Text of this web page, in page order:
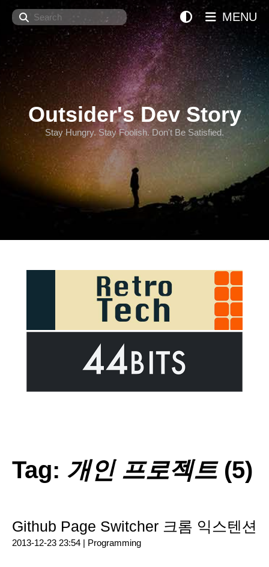
Search
Outsider's Dev Story
Stay Hungry. Stay Foolish. Don't Be Satisfied.
MENU
Tag: 개인 프로젝트(5)
Github Page Switcher 크롬 익스텐션
2013-12-23 23:54 | Programming